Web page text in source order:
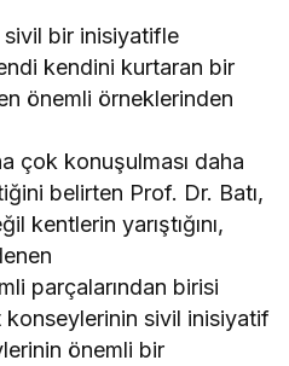
sivil bir inisiyatifle
kendini kurtaran bir
önemli örneklerinden
çok konuşulması daha
belirten Prof. Dr. Batı,
kentlerin yarıştığını,
parçalarından birisi
sivil inisiyatif
önemli bir